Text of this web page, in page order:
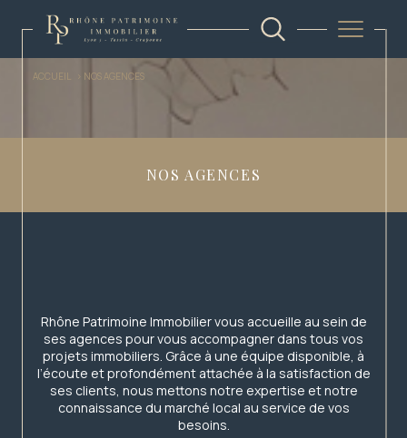
ACCUEIL NOS AGENCES
NOS AGENCES
Rhône Patrimoine Immobilier vous accueille au sein de
ses agences pour vous accompagner dans tous vos
projets immobiliers. Grâce à une équipe disponible, à
l’écoute et profondément attachée à la satisfaction de
ses clients, nous mettons notre expertise et notre
connaissance du marché local au service de vos
besoins.